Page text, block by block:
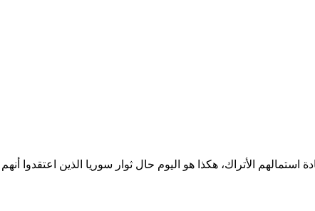
الأتراك، هكذا هو اليوم حال ثوار سوريا الذين اعتقدوا